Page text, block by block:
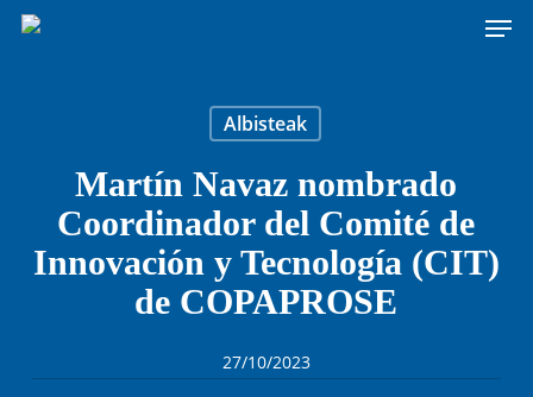
Skip
Albisteak
Martín Navaz nombrado
Coordinador del Comité de
Innovación y Tecnología (CIT)
de COPAPROSE
27/10/2023